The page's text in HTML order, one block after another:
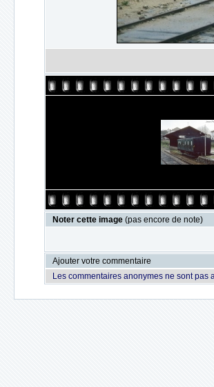
Noter cette image (pas encore de note)
Ajouter votre commentaire
Les commentaires anonymes ne sont pas